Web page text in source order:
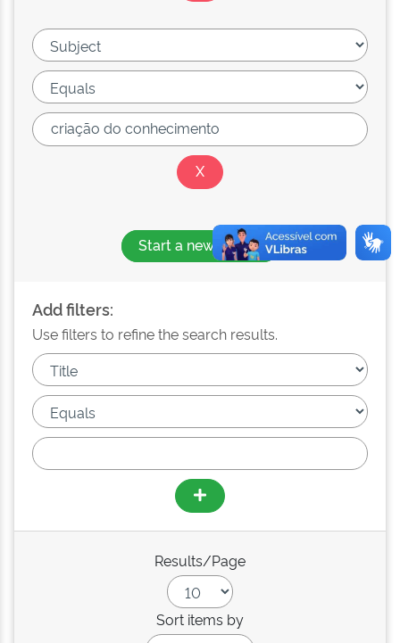
Start a new search
Add filters:
Use filters to refine the search results.
Results/Page
Sort items by